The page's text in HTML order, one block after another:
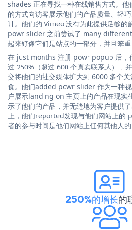
shades 正在寻找一种在线销售方式。
的方式向访客展示他们的产品质量、轻
计。他们的 Vimeo 没有为此提供足够的
powr slider 之前尝试了 many
起来好像它们是站点的一部分，并且笨重
在 just months 注册 powr popup 后，
过 250%（超过 600 个真实联系人），
交将他们的社交媒体扩大到 6000 多个
食。他们added powr slider 作为一种
户展示landing on 主页上的产品在现实
示了他们的产品，并无缝地为客户提供
上，他们reported发现与他们网站上的
者的参与时间是他们网站上任何其他人的
250%的增长的